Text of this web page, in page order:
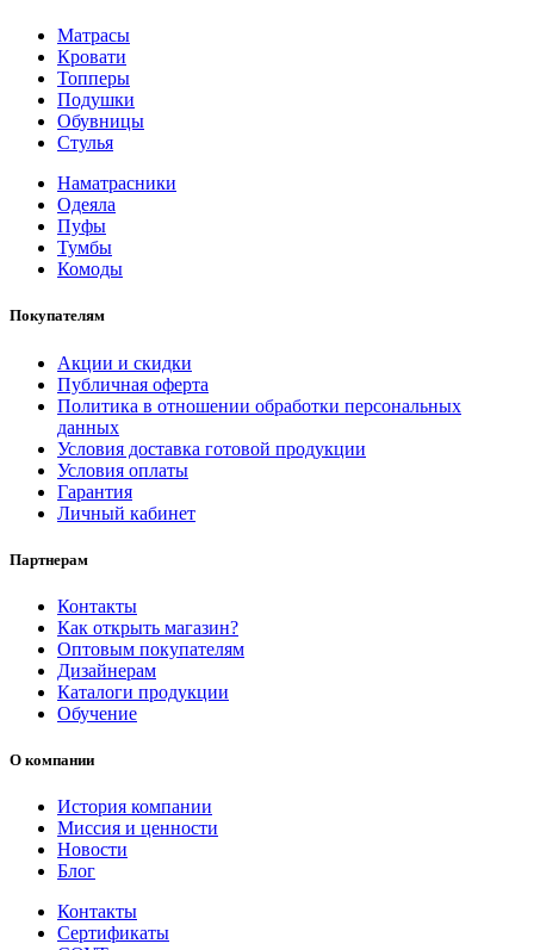
Матрасы
Кровати
Топперы
Подушки
Обувницы
Стулья
Наматрасники
Одеяла
Пуфы
Тумбы
Комоды
Покупателям
Акции и скидки
Публичная оферта
Политика в отношении обработки персональных
данных
Условия доставка готовой продукции
Условия оплаты
Гарантия
Личный кабинет
Партнерам
Контакты
Как открыть магазин?
Оптовым покупателям
Дизайнерам
Каталоги продукции
Обучение
О компании
История компании
Миссия и ценности
Новости
Блог
Контакты
Сертификаты